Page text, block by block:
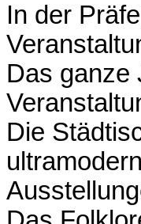
In der
Das ganze
Die